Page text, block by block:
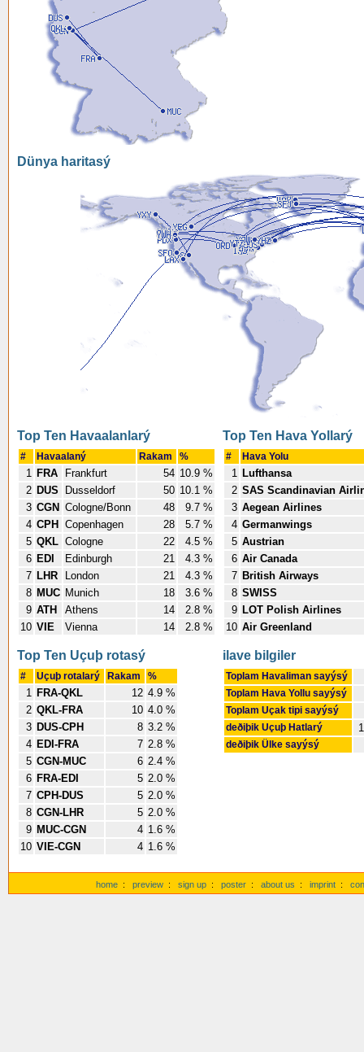
Dünya haritasý
Top Ten Havaalanlarý
# Havaalaný Rakam %
1 FRA Frankfurt 54 10.9 %
2 DUS Dusseldorf 50 10.1 %
3 CGN Cologne/Bonn 48
9.7 %
4 CPH Copenhagen 28
5.7 %
5 QKL Cologne 22
4.5 %
6 EDI Edinburgh 21
4.3 %
7 LHR London 21
4.3 %
8 MUC Munich 18
3.6 %
9 ATH Athens 14
2.8 %
10 VIE Vienna 14 2.8 %
Top Ten Hava Yollarý
# Hava Yolu
1 Lufthansa
2 SAS Scandinavian
3 Aegean Airlines
4 Germanwings
5 Austrian
6 Air Canada
7 British Airways
8 SWISS
9 LOT Polish Airlines
10 Air Greenland
Top Ten Uçuþ rotasý
# Uçuþ rotalarý Rakam %
1 FRA-QKL 12 4.9 %
2 QKL-FRA 10 4.0 %
3 DUS-CPH 8 3.2 %
4 EDI-FRA 7 2.8 %
5 CGN-MUC 6 2.4 %
6 FRA-EDI 5 2.0 %
7 CPH-DUS 5 2.0 %
8 CGN-LHR 5 2.0 %
9 MUC-CGN 4 1.6 %
10 VIE-CGN 4 1.6 %
ilave bilgiler
Toplam Havaliman sayýsý
Toplam Hava Yollu sayýsý
Toplam Uçak tipi sayýsý
deðiþik Uçuþ Hatlarý
deðiþik Ülke sayýsý
home : preview : sign up : poster : about us : imprint :